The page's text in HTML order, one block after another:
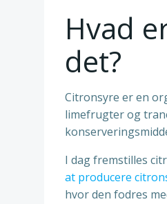
Hvad
det?
Citronsyre er en
limefrugter og
I dag fremstilles
at producere
hvor den fodres